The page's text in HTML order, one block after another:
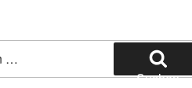
Suchen